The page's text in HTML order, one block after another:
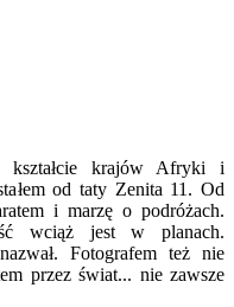
kształcie krajów Afryki i
od taty Zenita 11. Od
i marzę o podróżach.
wciąż jest w planach.
Fotografem też nie
przez świat... nie zawsze